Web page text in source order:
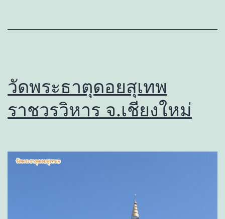
วัดพระธาตุดอยสุเทพ
ราชวรวิหาร จ.เชียงใหม่